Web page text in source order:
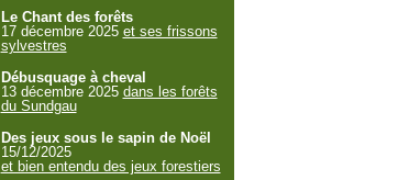
Le Chant des forêts
17 décembre 2025 et ses frissons
sylvestres
Débusquage à cheval
13 décembre 2025 dans les forêts
du Sundgau
Des jeux sous le sapin de Noël
15/12/2025
et bien entendu des jeux forestiers